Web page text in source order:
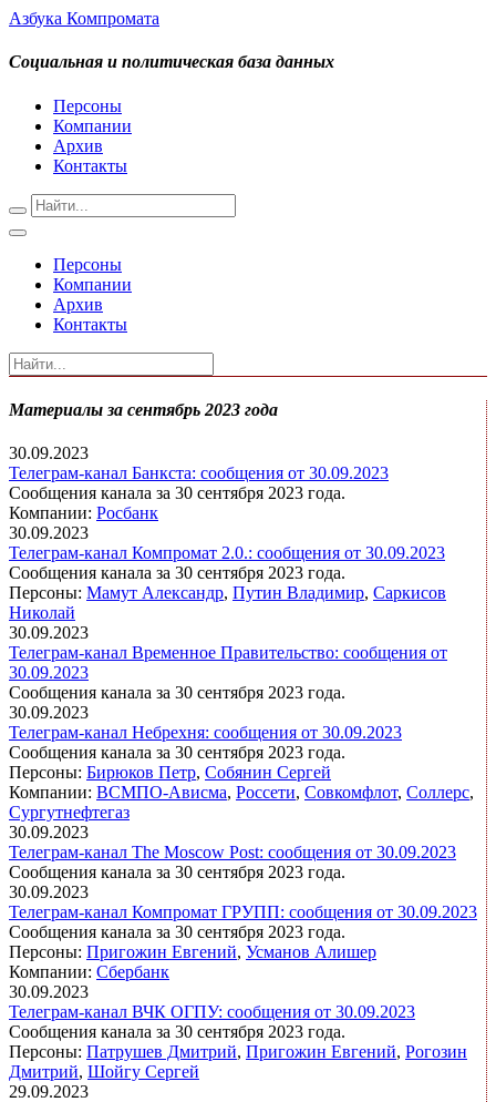
Азбука Компромата
Социальная и политическая база данных
Персоны
Компании
Архив
Контакты
Персоны
Компании
Архив
Контакты
Материалы за сентябрь 2023 года
30.09.2023
Телеграм-канал Банкста: сообщения от 30.09.2023
Сообщения канала за 30 сентября 2023 года.
Компании: Росбанк
30.09.2023
Телеграм-канал Компромат 2.0.: сообщения от 30.09.2023
Сообщения канала за 30 сентября 2023 года.
Персоны: Мамут Александр, Путин Владимир, Саркисов
Николай
30.09.2023
Телеграм-канал Временное Правительство: сообщения от
30.09.2023
Сообщения канала за 30 сентября 2023 года.
30.09.2023
Телеграм-канал Небрехня: сообщения от 30.09.2023
Сообщения канала за 30 сентября 2023 года.
Персоны: Бирюков Петр, Собянин Сергей
Компании: ВСМПО-Ависма, Россети, Совкомфлот, Соллерс,
Сургутнефтегаз
30.09.2023
Телеграм-канал The Moscow Post: сообщения от 30.09.2023
Сообщения канала за 30 сентября 2023 года.
30.09.2023
Телеграм-канал Компромат ГРУПП: сообщения от 30.09.2023
Сообщения канала за 30 сентября 2023 года.
Персоны: Пригожин Евгений, Усманов Алишер
Компании: Сбербанк
30.09.2023
Телеграм-канал ВЧК ОГПУ: сообщения от 30.09.2023
Сообщения канала за 30 сентября 2023 года.
Персоны: Патрушев Дмитрий, Пригожин Евгений, Рогозин
Дмитрий, Шойгу Сергей
29.09.2023